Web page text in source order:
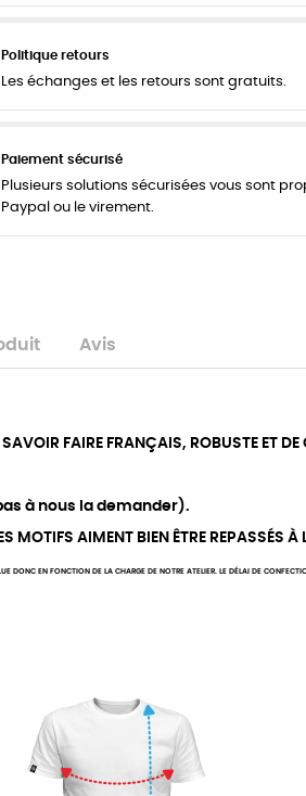
Politique retours
Les échanges et les retours sont gratuits.
Paiement sécurisé
Plusieurs solutions sécurisées vous sont
Paypal ou le virement.
Avis
FAIRE FRANÇAIS, ROBUSTE ET DE
à nous la demander).
MOTIFS AIMENT BIEN ÊTRE REPASSÉS À
DONC EN FONCTION DE LA CHARGE DE NOTRE ATELIER. LE DÉLAI DE